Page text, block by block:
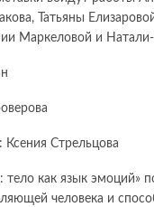
Татьяны
Маркеловой и
Стрельцова
тело как язык
человека и